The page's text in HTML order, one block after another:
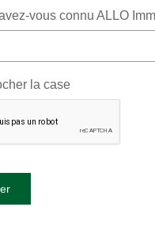
vous connu ALLO
la case